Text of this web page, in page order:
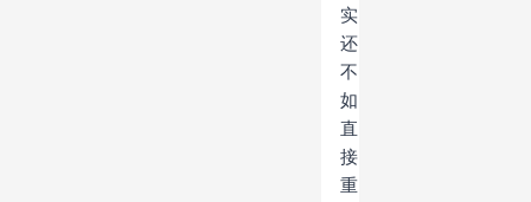
实
还
不
如
直
接
重